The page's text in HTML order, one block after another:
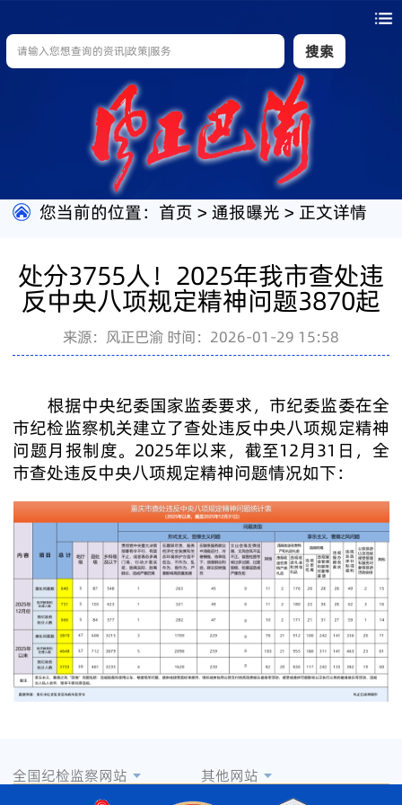
搜索
您当前的位置： 首页 >通报曝光 > 正文详情
处分3755人！2025年我市查处违
反中央八项规定精神问题3870起
来源：风正巴渝 时间：2026-01-29 15:58
根据中央纪委国家监委要求，市纪委监委在全
市纪检监察机关建立了查处违反中央八项规定精神
问题月报制度。2025年以来，截至12月31日，全
市查处违反中央八项规定精神问题情况如下：
全国纪检监察网站 其他网站